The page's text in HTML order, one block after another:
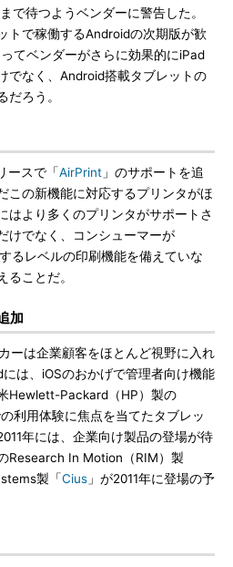
で待つようベンダーに警告した。
トで稼働するAndroidの次期版が歓
てベンダーがさらに効果的にiPad
でなく、Android搭載タブレットの
だろう。
ースで「AirPrint 」のサポートを追
この新機能に対応するプリンタがほ
はより多くのプリンタがサポートさ
けでなく、コンシューマーが
るレベルの印刷機能を備えていな
ることだ。
加
ーは企業顧客をほとんど視野に入れ
は、iOSのおかげで管理者向け機能
Hewlett-Packard（HP）製の
利用体験に焦点を当てたタブレッ
年には、企業向け製品の登場が待
Research In Motion（RIM）製
製「Cius 」が2011年に登場の予